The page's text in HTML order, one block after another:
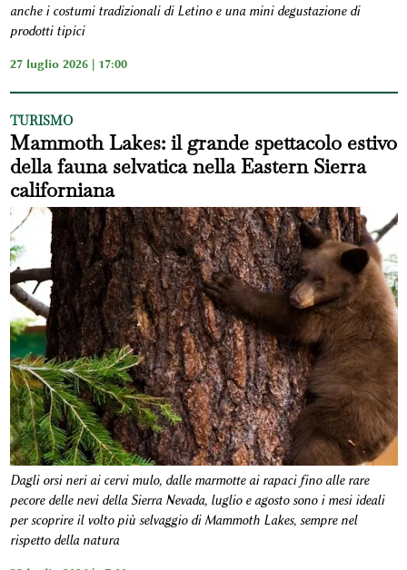
anche i costumi tradizionali di Letino e una mini degustazione di
prodotti tipici
27 luglio 2026 | 17:00
TURISMO
Mammoth Lakes: il grande spettacolo estivo
della fauna selvatica nella Eastern Sierra
californiana
Dagli orsi neri ai cervi mulo, dalle marmotte ai rapaci fino alle rare
pecore delle nevi della Sierra Nevada, luglio e agosto sono i mesi ideali
per scoprire il volto più selvaggio di Mammoth Lakes, sempre nel
rispetto della natura